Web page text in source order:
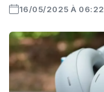
16/05/2025 À 06:22